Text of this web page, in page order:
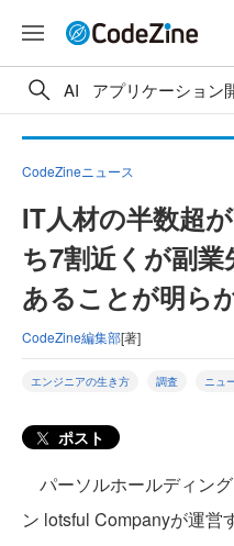
AI アプリケーション
CodeZineニュース
IT人材の半数超
ち7割近くが副
あることが明ら
CodeZine編集部[著]
エンジニアの生き方 調査 ニュ
ポスト
パーソルホールディン
ン lotsful Companyが運営